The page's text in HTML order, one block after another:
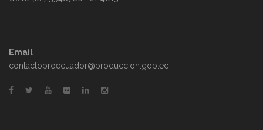
Email
contactoproecuador@produccion.gob.ec